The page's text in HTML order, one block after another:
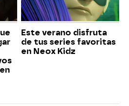
Este verano disfruta
de tus series favoritas
en Neox Kidz